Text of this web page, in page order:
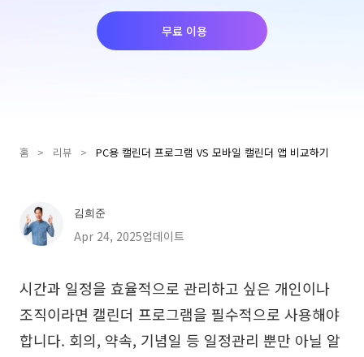
Pixso(픽소)
솔루션
마인드맵
ER 다이어그램
UML 다이어그램
SMART 목표 설정
비즈니스 모델 캔버스
사용자 여정 지도
무료 이용
홈 > 리뷰 > PC용 캘린더 프로그램 VS 모바일 캘린더 앱 비교하기
김희준
Apr 24, 2025업데이트
시간과 일정을 효율적으로 관리하고 싶은 개인이나
조직이라면 캘린더 프로그램을 필수적으로 사용해야
합니다. 회의, 약속, 기념일 등 일정관리 뿐만 아닐 알